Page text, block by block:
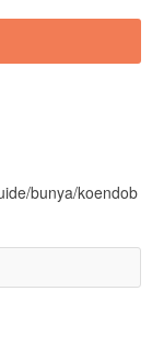
bunya/koendob